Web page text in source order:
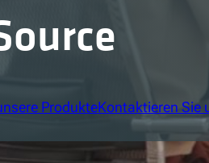
ProdukteKontaktieren Sie